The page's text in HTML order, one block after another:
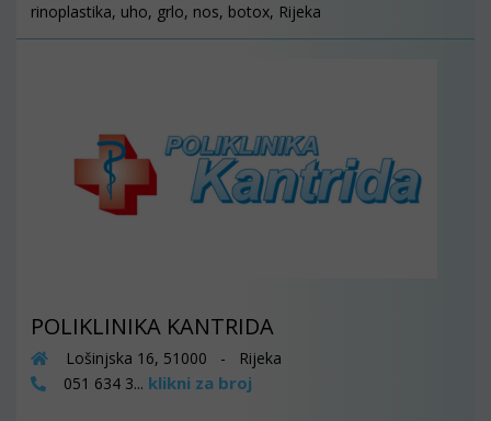
rinoplastika, uho, grlo, nos, botox, Rijeka
POLIKLINIKA KANTRIDA
Lošinjska 16, 51000 - Rijeka
051 634 3... klikni za broj